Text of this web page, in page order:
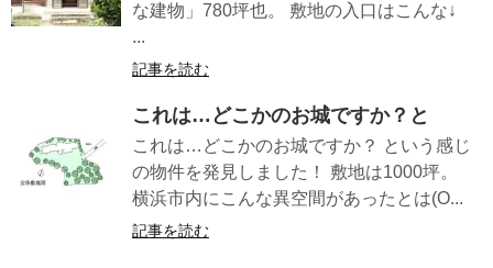
な建物」780坪也。 敷地の入口はこんな↓
...
記事を読む
これは…どこかのお城ですか？と
これは…どこかのお城ですか？ という感じ
の物件を発見しました！ 敷地は1000坪。
横浜市内にこんな異空間があったとは(O...
記事を読む